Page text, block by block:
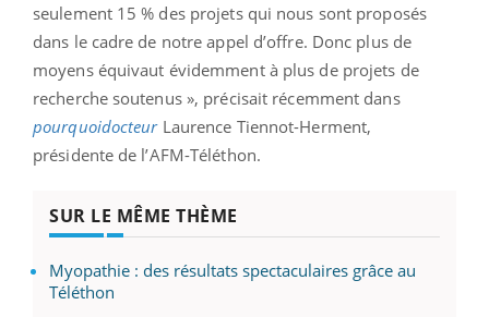
seulement 15 % des projets qui nous sont proposés
dans le cadre de notre appel d’offre. Donc plus de
moyens équivaut évidemment à plus de projets de
recherche soutenus », précisait récemment dans
pourquoidocteurLaurence Tiennot-Herment,
présidente de l’AFM-Téléthon.
SUR LE MÊME THÈME
Myopathie : des résultats spectaculaires grâce au
Téléthon